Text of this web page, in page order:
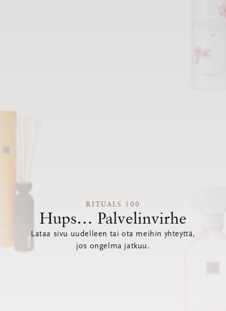
RITUALS 500
Hups… Palvelinvirhe
Lataa sivu uudelleen tai ota meihin yhteyttä,
jos ongelma jatkuu.